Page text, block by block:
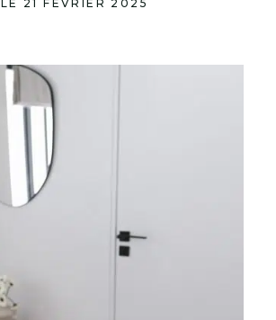
LE 21 FÉVRIER 2025